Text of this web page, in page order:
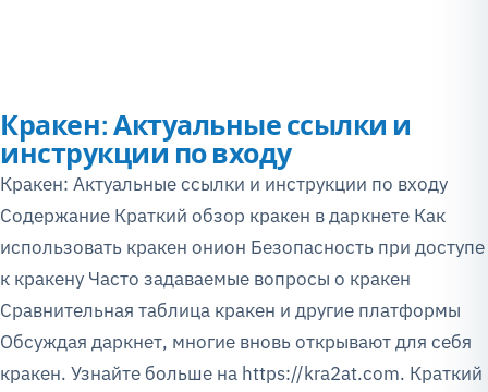
Кракен: Актуальные ссылки и
инструкции по входу
Кракен: Актуальные ссылки и инструкции по входу
Содержание Краткий обзор кракен в даркнете Как
использовать кракен онион Безопасность при доступе
к кракену Часто задаваемые вопросы о кракен
Сравнительная таблица кракен и другие платформы
Обсуждая даркнет, многие вновь открывают для себя
кракен. Узнайте больше на https://kra2at.com. Краткий